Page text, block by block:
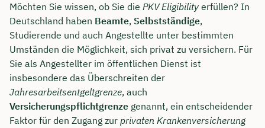
Möchten Sie wissen, ob Sie die PKV Eligibility erfüllen? In
Deutschland haben Beamte, Selbstständige,
Studierende und auch Angestellte unter bestimmten
Umständen die Möglichkeit, sich privat zu versichern. Für
Sie als Angestellter im öffentlichen Dienst ist
insbesondere das Überschreiten der
Jahresarbeitsentgeltgrenze, auch
Versicherungspflichtgrenze genannt, ein entscheidender
Faktor für den Zugang zur privaten Krankenversicherung